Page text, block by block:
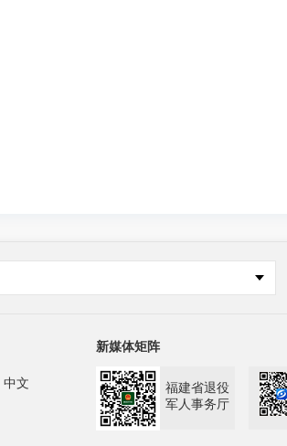
中文
新媒体矩阵
福建省退役
军人事务厅